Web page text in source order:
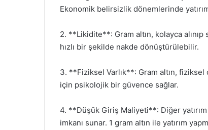
Ekonomik belirsizlik dönemlerinde
2. **Likidite**: Gram altın, kolayca alınıp
hızlı bir şekilde nakde dönüştürülebilir.
3. **Fiziksel Varlık**: Gram altın, fiziksel
için psikolojik bir güvence sağlar.
4. **Düşük Giriş Maliyeti**: Diğer yatırım
imkanı sunar. 1 gram altın ile yatırım